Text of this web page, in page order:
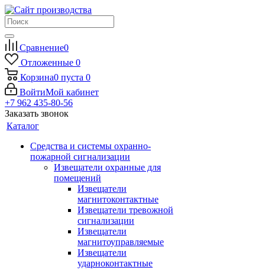
Сравнение0
Отложенные 0
Корзина0 пуста 0
ВойтиМой кабинет
+7 962 435-80-56
Заказать звонок
Каталог
Средства и системы охранно-
пожарной сигнализации
Извещатели охранные для
помещений
Извещатели
магнитоконтактные
Извещатели тревожной
сигнализации
Извещатели
магнитоуправляемые
Извещатели
ударноконтактные